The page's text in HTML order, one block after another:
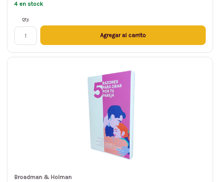
4 en stock
Qty.
Agregar al carrito
Broadman & Holman